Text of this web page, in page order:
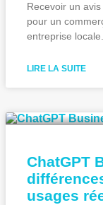
Recevoir un
pour un
entreprise
LIRE LA SUITE
ChatGPT
usages